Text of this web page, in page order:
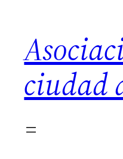
contenido
ciudad